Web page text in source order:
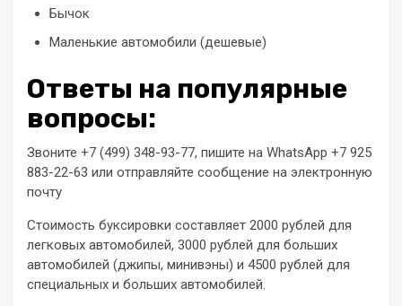
Бычок
Маленькие автомобили (дешевые)
Ответы на популярные
вопросы:
Звоните +7 (499) 348-93-77, пишите на WhatsApp +7 925
883-22-63 или отправляйте сообщение на электронную
почту
Стоимость буксировки составляет 2000 рублей для
легковых автомобилей, 3000 рублей для больших
автомобилей (джипы, минивэны) и 4500 рублей для
специальных и больших автомобилей.